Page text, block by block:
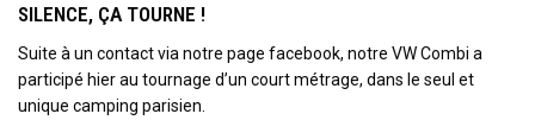
SILENCE, ÇA TOURNE !
Suite à un contact via notre page facebook, notre VW Combi a
participé hier au tournage d’un court métrage, dans le seul et
unique camping parisien.